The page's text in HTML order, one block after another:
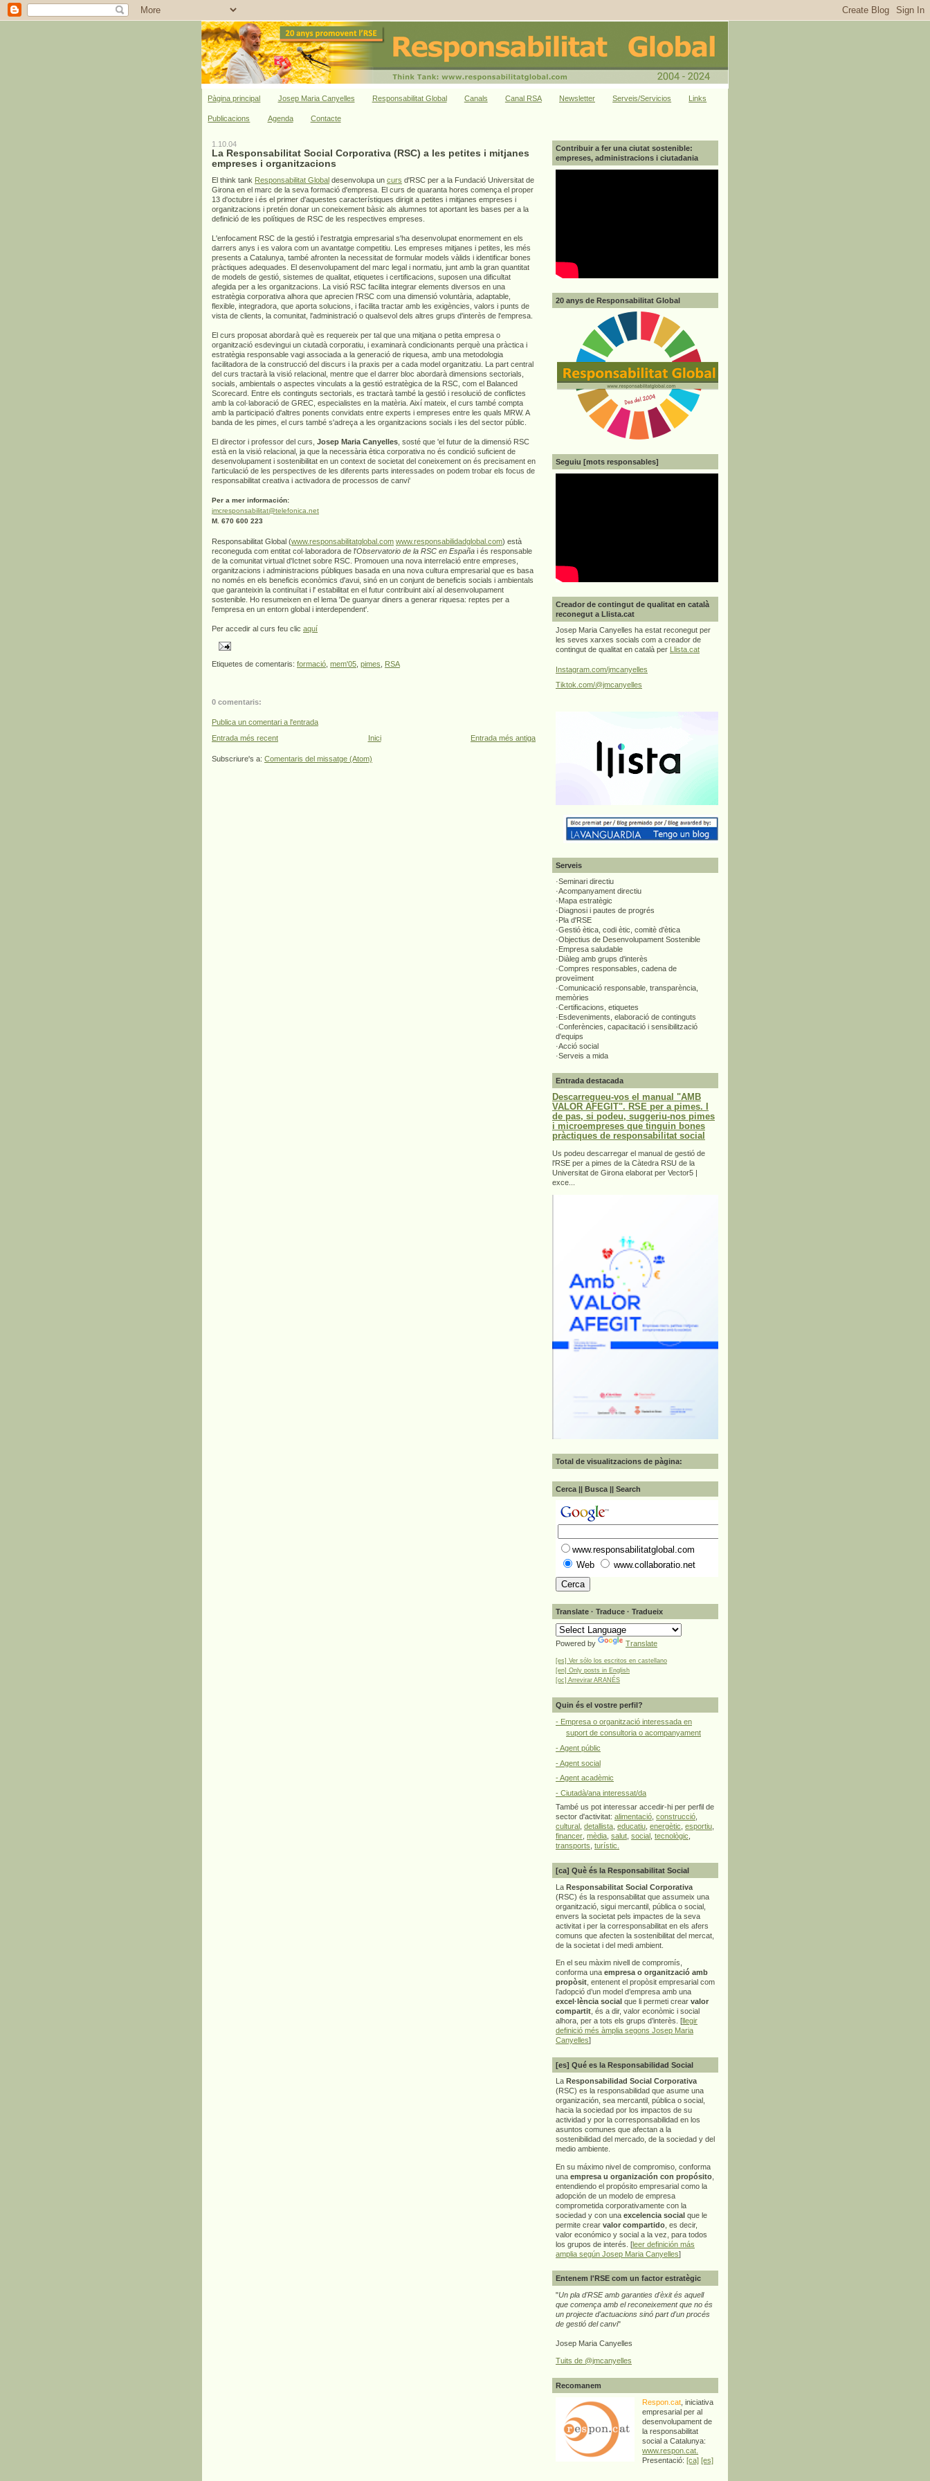
Pàgina principal Josep Maria Canyelles Responsabilitat Global Canals Canal RSA Newsletter Serveis/Servicios Links
Publicacions Agenda Contacte
1.10.04
La Responsabilitat Social Corporativa (RSC) a les petites i mitjanes
empreses i organitzacions
El think tank Responsabilitat Global desenvolupa un curs d'RSC per a la Fundació Universitat de
Girona en el marc de la seva formació d'empresa. El curs de quaranta hores comença el proper
13 d'octubre i és el primer d'aquestes característiques dirigit a petites i mitjanes empreses i
organitzacions i pretén donar un coneixement bàsic als alumnes tot aportant les bases per a la
definició de les polítiques de RSC de les respectives empreses.
L'enfocament RSC de la gestió i l'estratgia empresarial s'ha desenvolupat enormement en els
darrers anys i es valora com un avantatge competitiu. Les empreses mitjanes i petites, les més
presents a Catalunya, també afronten la necessitat de formular models vàlids i identificar bones
pràctiques adequades. El desenvolupament del marc legal i normatiu, junt amb la gran quantitat
de models de gestió, sistemes de qualitat, etiquetes i certificacions, suposen una dificultat
afegida per a les organitzacions. La visió RSC facilita integrar elements diversos en una
estratègia corporativa alhora que aprecien l'RSC com una dimensió voluntària, adaptable,
flexible, integradora, que aporta solucions, i facilita tractar amb les exigències, valors i punts de
vista de clients, la comunitat, l'administració o qualsevol dels altres grups d'interès de l'empresa.
El curs proposat abordarà què es requereix per tal que una mitjana o petita empresa o
organització esdevingui un ciutadà corporatiu, i examinarà condicionants perquè una pràctica i
estratègia responsable vagi associada a la generació de riquesa, amb una metodologia
facilitadora de la construcció del discurs i la praxis per a cada model organitzatiu. La part central
del curs tractarà la visió relacional, mentre que el darrer bloc abordarà dimensions sectorials,
socials, ambientals o aspectes vinculats a la gestió estratègica de la RSC, com el Balanced
Scorecard. Entre els continguts sectorials, es tractarà també la gestió i resolució de conflictes
amb la col·laboració de GREC, especialistes en la matèria. Així mateix, el curs també compta
amb la participació d'altres ponents convidats entre experts i empreses entre les quals MRW. A
banda de les pimes, el curs també s'adreça a les organitzacions socials i les del sector públic.
El director i professor del curs, Josep Maria Canyelles , sosté que 'el futur de la dimensió RSC
està en la visió relacional, ja que la necessària ètica corporativa no és condició suficient de
desenvolupament i sostenibilitat en un context de societat del coneixement on és precisament en
l'articulació de les perspectives de les diferents parts interessades on podem trobar els focus de
responsabilitat creativa i activadora de processos de canvi'
Per a mer información:
jmcresponsabilitat@telefonica.net
M. 670 600 223
Responsabilitat Global (www.responsabilitatglobal.com www.responsabilidadglobal.com) està
reconeguda com entitat col·laboradora de l'Observatorio de la RSC en España i és responsable
de la comunitat virtual d'Ictnet sobre RSC. Promouen una nova interrelació entre empreses,
organitzacions i administracions públiques basada en una nova cultura empresarial que es basa
no només en els beneficis econòmics d'avui, sinó en un conjunt de beneficis socials i ambientals
que garanteixin la continuïtat i l' estabilitat en el futur contribuint així al desenvolupament
sostenible. Ho resumeixen en el lema 'De guanyar diners a generar riquesa: reptes per a
l'empresa en un entorn global i interdependent'.
Per accedir al curs feu clic aquí
Etiquetes de comentaris: formació mem'05 pimes RSA
0 comentaris:
Publica un comentari a l'entrada
Entrada més recent
Entrada més antiga
Inici
Subscriure's a: Comentaris del missatge (Atom)
Contribuir a fer una ciutat sostenible:
empreses, administracions i ciutadania
20 anys de Responsabilitat Global
Seguiu [mots responsables]
Creador de contingut de qualitat en català
reconegut a Llista.cat
Josep Maria Canyelles ha estat reconegut per
les seves xarxes socials com a creador de
contingut de qualitat en català per
Llista.cat
Instagram.com/jmcanyelles
Tiktok.com/@jmcanyelles
Serveis
·Seminari directiu
·Acompanyament directiu
·Mapa estratègic
·Diagnosi i pautes de progrés
·Pla d'RSE
·Gestió ètica, codi ètic, comitè d'ètica
·Objectius de Desenvolupament Sostenible
·Empresa saludable
·Diàleg amb grups d'interès
·Compres responsables, cadena de
proveïment
·Comunicació responsable, transparència,
memòries
·Certificacions, etiquetes
·Esdeveniments, elaboració de continguts
·Conferències, capacitació i sensibilització
d'equips
·Acció social
·Serveis a mida
Entrada destacada
Descarregueu-vos el manual "AMB
VALOR AFEGIT". RSE per a pimes. I
de pas, si podeu, suggeriu-nos pimes
i microempreses que tinguin bones
pràctiques de responsabilitat social
Us podeu descarregar el manual de gestió de
l'RSE per a pimes de la Càtedra RSU de la
Universitat de Girona elaborat per Vector5 |
exce...
Total de visualitzacions de pàgina:
Cerca || Busca || Search
www.responsabilitatglobal.com
Web
www.collaboratio.net
Translate · Traduce · Tradueix
Powered by Translate
[es] Ver sólo los escritos en castellano
[en] Only posts in English
[oc] Arrevirar ARANÉS
Quin és el vostre perfil?
- Empresa o organització interessada en
suport de consultoria o acompanyament
- Agent públic
- Agent social
- Agent acadèmic
- Ciutadà/ana interessat/da
També us pot interessar accedir-hi per perfil de
sector d'activitat: alimentació construcció
cultural
detallista educatiu energètic esportiu
financer mèdia salut social tecnològic
transports turístic.
[ca] Què és la Responsabilitat Social
La Responsabilitat Social Corporativa
(RSC) és la responsabilitat que assumeix una
organització, sigui mercantil, pública o social,
envers la societat pels impactes de la seva
activitat i per la corresponsabilitat en els afers
comuns que afecten la sostenibilitat del mercat,
de la societat i del medi ambient.
En el seu màxim nivell de compromís,
conforma una empresa o organització amb
propòsit , entenent el propòsit empresarial com
l’adopció d’un model d’empresa amb una
excel·lència social que li permeti crear valor
compartit , és a dir, valor econòmic i social
alhora, per a tots els grups d’interès. [llegir
definició més àmplia segons Josep Maria
Canyelles]
[es] Qué es la Responsabilidad Social
La Responsabilidad Social Corporativa
(RSC) es la responsabilidad que asume una
organización, sea mercantil, pública o social,
hacia la sociedad por los impactos de su
actividad y por la corresponsabilidad en los
asuntos comunes que afectan a la
sostenibilidad del mercado, de la sociedad y del
medio ambiente.
En su máximo nivel de compromiso, conforma
una empresa u organización con propósito
entendiendo el propósito empresarial como la
adopción de un modelo de empresa
comprometida corporativamente con la
sociedad y con una excelencia social que le
permite crear valor compartido , es decir,
valor económico y social a la vez, para todos
los grupos de interés. [leer definición más
amplia según Josep Maria Canyelles]
Entenem l'RSE com un factor estratègic
"Un pla d'RSE amb garanties d'èxit és aquell
que comença amb el reconeixement que no és
un projecte d'actuacions sinó part d'un procés
de gestió del canvi"
Josep Maria Canyelles
Tuits de @jmcanyelles
Recomanem
Respon.cat , iniciativa
empresarial per al
desenvolupament de
la responsabilitat
social a Catalunya:
www.respon.cat.
Presentació:[ca] [es]